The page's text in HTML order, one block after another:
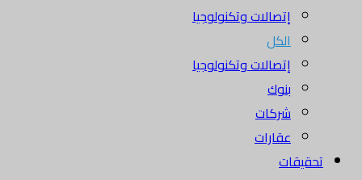
إتصالات وتكنولوجيا
الكل
إتصالات وتكنولوجيا
بنوك
شركات
عقارات
تحقيقات